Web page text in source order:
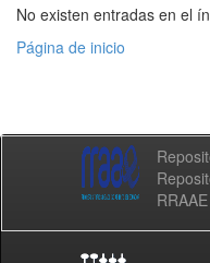
No existen entradas en el
Página de inicio
RRAAE